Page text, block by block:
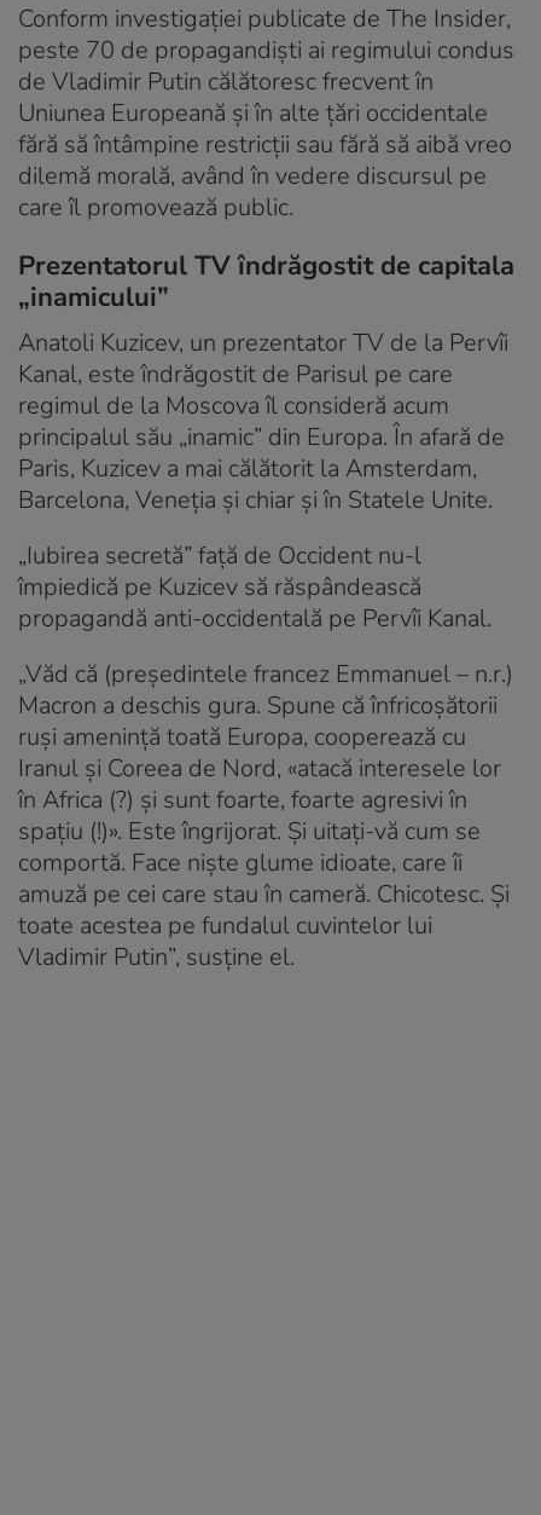
Conform investigației publicate de The Insider,
peste 70 de propagandiști ai regimului condus
de Vladimir Putin călătoresc frecvent în
Uniunea Europeană și în alte țări occidentale
fără să întâmpine restricții sau fără să aibă vreo
dilemă morală, având în vedere discursul pe
care îl promovează public.
Prezentatorul TV îndrăgostit de capitala
„inamicului”
Anatoli Kuzicev, un prezentator TV de la Pervîi
Kanal, este îndrăgostit de Parisul pe care
regimul de la Moscova îl consideră acum
principalul său „inamic” din Europa. În afară de
Paris, Kuzicev a mai călătorit la Amsterdam,
Barcelona, Veneția și chiar și în Statele Unite.
„Iubirea secretă” față de Occident nu-l
împiedică pe Kuzicev să răspândească
propagandă anti-occidentală pe Pervîi Kanal.
„Văd că (președintele francez Emmanuel – n.r.)
Macron a deschis gura. Spune că înfricoșătorii
ruși amenință toată Europa, cooperează cu
Iranul și Coreea de Nord, «atacă interesele lor
în Africa (?) și sunt foarte, foarte agresivi în
spațiu (!)». Este îngrijorat. Și uitați-vă cum se
comportă. Face niște glume idioate, care îi
amuză pe cei care stau în cameră. Chicotesc. Și
toate acestea pe fundalul cuvintelor lui
Vladimir Putin”, susține el.